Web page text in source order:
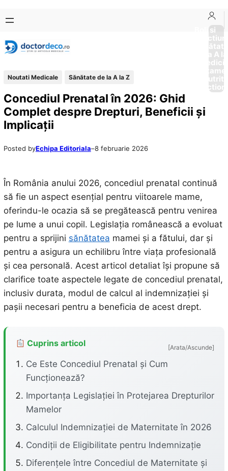
conținut
content
Boli si
Afectiuni
Sănătate
de la A
Noutati Medicale Sănătate de la A la Z
Concediul Prenatal în 2026: Ghid
Complet despre Drepturi, Beneficii și
Implicații
Posted byEchipa Editoriala–8 februarie 2026
În România anului 2026, concediul prenatal continuă
să fie un aspect esențial pentru viitoarele mame,
oferindu-le ocazia să se pregătească pentru venirea
pe lume a unui copil. Legislația românească a evoluat
pentru a sprijini sănătatea mamei și a fătului, dar și
pentru a asigura un echilibru între viața profesională
și cea personală. Acest articol detaliat își propune să
clarifice toate aspectele legate de concediul prenatal,
inclusiv durata, modul de calcul al indemnizației și
pașii necesari pentru a beneficia de acest drept.
Cuprins articol [Arata/Ascunde]
Ce Este Concediul Prenatal și Cum
Funcționează?
Importanța Legislației în Protejarea Drepturilor
Mamelor
Calculul Indemnizației de Maternitate în 2026
Condiții de Eligibilitate pentru Indemnizație
Diferențele între Concediul de Maternitate și